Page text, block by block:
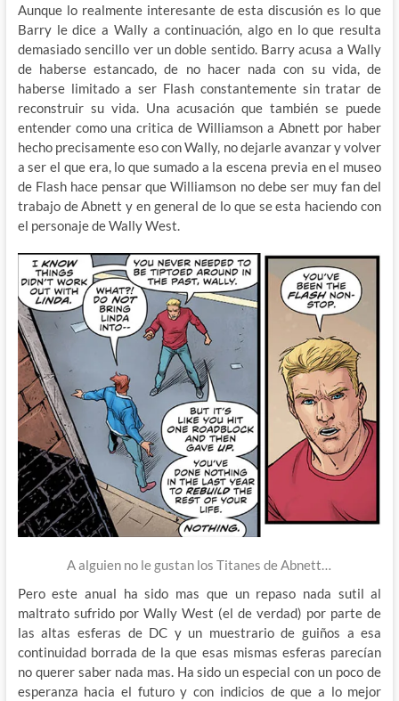
Aunque lo realmente interesante de esta discusión es lo que
Barry le dice a Wally a continuación, algo en lo que resulta
demasiado sencillo ver un doble sentido. Barry acusa a Wally
de haberse estancado, de no hacer nada con su vida, de
haberse limitado a ser Flash constantemente sin tratar de
reconstruir su vida. Una acusación que también se puede
entender como una critica de Williamson a Abnett por haber
hecho precisamente eso con Wally, no dejarle avanzar y volver
a ser el que era, lo que sumado a la escena previa en el museo
de Flash hace pensar que Williamson no debe ser muy fan del
trabajo de Abnett y en general de lo que se esta haciendo con
el personaje de Wally West.
A alguien no le gustan los Titanes de Abnett…
Pero este anual ha sido mas que un repaso nada sutil al
maltrato sufrido por Wally West (el de verdad) por parte de
las altas esferas de DC y un muestrario de guiños a esa
continuidad borrada de la que esas mismas esferas parecían
no querer saber nada mas. Ha sido un especial con un poco de
esperanza hacia el futuro y con indicios de que a lo mejor